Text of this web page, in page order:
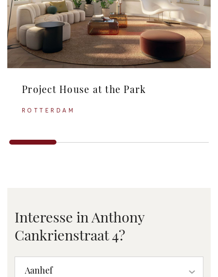
Project House at the Park
ROTTERDAM
Interesse in Anthony
Cankrienstraat 4?
Aanhef